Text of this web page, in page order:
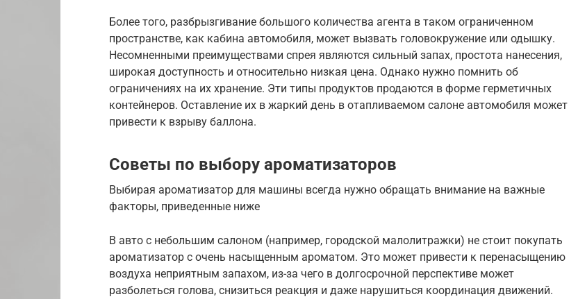
Более того, разбрызгивание большого количества агента в таком ограниченном
пространстве, как кабина автомобиля, может вызвать головокружение или одышку.
Несомненными преимуществами спрея являются сильный запах, простота нанесения,
широкая доступность и относительно низкая цена. Однако нужно помнить об
ограничениях на их хранение. Эти типы продуктов продаются в форме герметичных
контейнеров. Оставление их в жаркий день в отапливаемом салоне автомобиля может
привести к взрыву баллона.
Советы по выбору ароматизаторов
Выбирая ароматизатор для машины всегда нужно обращать внимание на важные
факторы, приведенные ниже
В авто с небольшим салоном (например, городской малолитражки) не стоит покупать
ароматизатор с очень насыщенным ароматом. Это может привести к перенасыщению
воздуха неприятным запахом, из-за чего в долгосрочной перспективе может
разболеться голова, снизиться реакция и даже нарушиться координация движений.